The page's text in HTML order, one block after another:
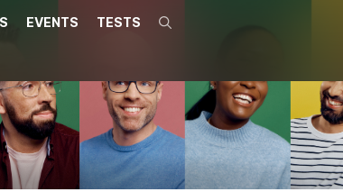
EVENTS TESTS Search